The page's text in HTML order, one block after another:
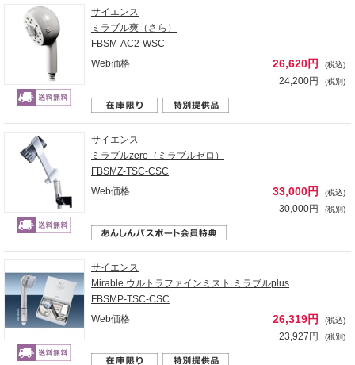
サイエンス
ミラブル爽（さら）
FBSM-AC2-WSC
Web価格
26,620円 (税込)
24,200円 (税別)
サイエンス
ミラブルzero（ミラブルゼロ）
FBSMZ-TSC-CSC
Web価格
33,000円 (税込)
30,000円 (税別)
サイエンス
Mirable ウルトラファインミスト ミラブルplus
FBSMP-TSC-CSC
Web価格
26,319円 (税込)
23,927円 (税別)